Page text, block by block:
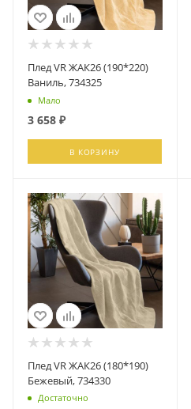
Плед VR ЖАК26 (190*220)
Ваниль, 734325
Мало
3 658 ₽
В КОРЗИНУ
Плед VR ЖАК26 (180*190)
Бежевый, 734330
Достаточно